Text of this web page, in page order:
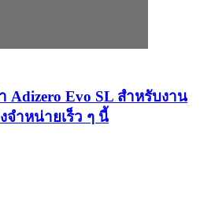
Adizero Evo SL สำหรับงาน
จำหน่ายเร็ว ๆ นี้